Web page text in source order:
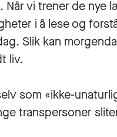
Når vi trener de nye
i å lese og
Slik kan
liv.
som «ikke-
transpersoner